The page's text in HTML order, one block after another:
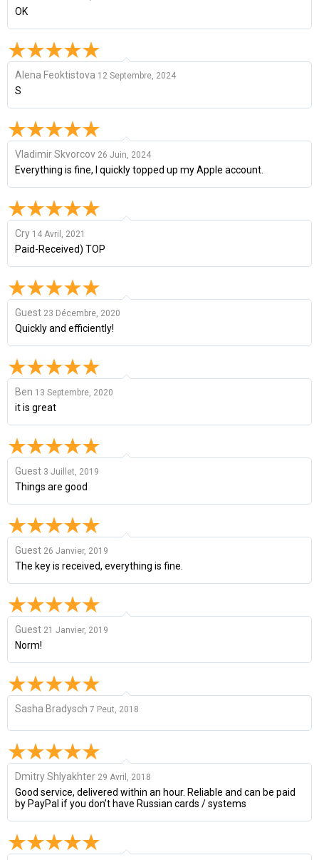
OK
Alena Feoktistova 12 Septembre, 2024
S
Vladimir Skvorcov 26 Juin, 2024
Everything is fine, I quickly topped up my Apple account.
Cry 14 Avril, 2021
Paid-Received) TOP
Guest 23 Décembre, 2020
Quickly and efficiently!
Ben 13 Septembre, 2020
it is great
Guest 3 Juillet, 2019
Things are good
Guest 26 Janvier, 2019
The key is received, everything is fine.
Guest 21 Janvier, 2019
Norm!
Sasha Bradysch 7 Peut, 2018
Dmitry Shlyakhter 29 Avril, 2018
Good service, delivered within an hour. Reliable and can be paid
by PayPal if you don’t have Russian cards / systems